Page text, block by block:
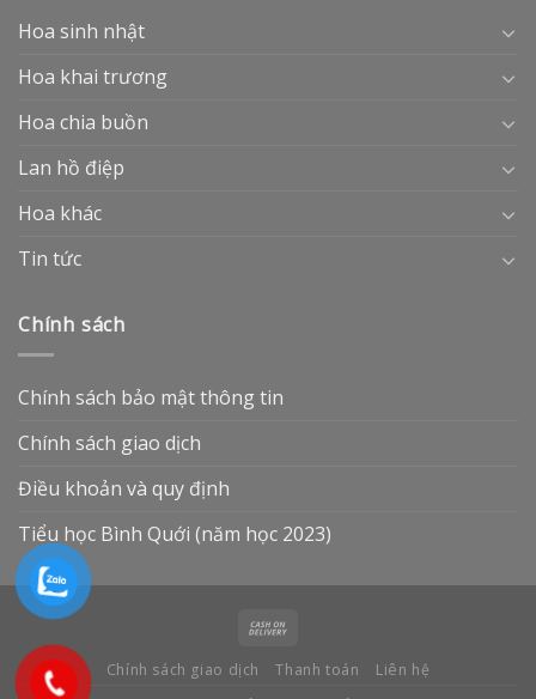
Hoa sinh nhật
Hoa khai trương
Hoa chia buồn
Lan hồ điệp
Hoa khác
Tin tức
Chính sách
Chính sách bảo mật thông tin
Chính sách giao dịch
Điều khoản và quy định
Tiểu học Bình Quới (năm học 2023)
Chính sách giao dịch Thanh toán Liên hệ